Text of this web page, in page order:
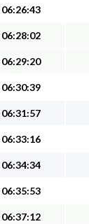
06:26:43
06:28:02
06:29:20
06:30:39
06:31:57
06:33:16
06:34:34
06:35:53
06:37:12